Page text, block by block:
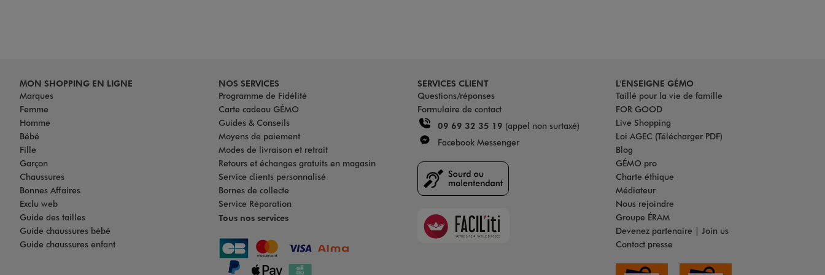
MON SHOPPING EN LIGNE
Marques
Femme
Homme
Bébé
Fille
Garçon
Chaussures
Bonnes Affaires
Exclu web
Guide des tailles
Guide chaussures bébé
Guide chaussures enfant
NOS SERVICES
Programme de Fidélité
Carte cadeau GÉMO
Guides & Conseils
Moyens de paiement
Modes de livraison et retrait
Retours et échanges gratuits en magasin
Service clients personnalisé
Bornes de collecte
Service Réparation
Tous nos services
SERVICES CLIENT
Questions/réponses
Formulaire de contact
09 69 32 35 19 (appel non surtaxé)
Facebook Messenger
Faciliti
L'ENSEIGNE GÉMO
Taillé pour la vie de famille
FOR GOOD
Live Shopping
Loi AGEC (Télécharger PDF)
Blog
GÉMO pro
Charte éthique
Médiateur
Nous rejoindre
Groupe ÉRAM
Devenez partenaire | Join us
Contact presse